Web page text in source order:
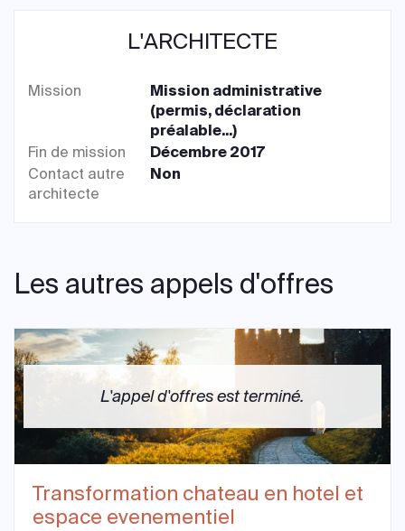
L'ARCHITECTE
Mission
Mission administrative
(permis, déclaration
préalable...)
Fin de mission
Décembre 2017
Contact autre
architecte
Non
Les autres appels d'offres
L'appel d'offres est terminé.
Transformation chateau en hotel et
espace evenementiel